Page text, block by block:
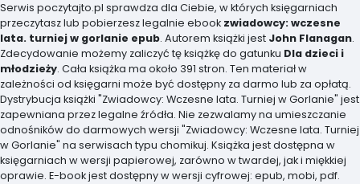
Serwis poczytajto.pl sprawdza dla Ciebie, w których księgarniach
przeczytasz lub pobierzesz legalnie ebook zwiadowcy: wczesne
lata. turniej w gorlanie epub. Autorem książki jest John Flanagan.
Zdecydowanie możemy zaliczyć tę książkę do gatunku Dla dzieci i
młodzieży. Cała książka ma około 391 stron. Ten materiał w
zależności od księgarni może być dostępny za darmo lub za opłatą.
Dystrybucja książki "Zwiadowcy: Wczesne lata. Turniej w Gorlanie" jest
zapewniana przez legalne źródła. Nie zezwalamy na umieszczanie
odnośników do darmowych wersji "Zwiadowcy: Wczesne lata. Turniej
w Gorlanie" na serwisach typu chomikuj. Książka jest dostępna w
księgarniach w wersji papierowej, zarówno w twardej, jak i miękkiej
oprawie. E-book jest dostępny w wersji cyfrowej: epub, mobi, pdf.